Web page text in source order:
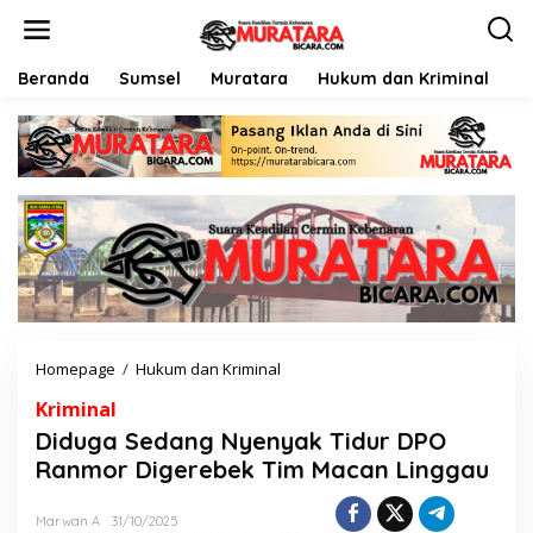
Beranda Sumsel Muratara Hukum dan Kriminal
Homepage / Hukum dan Kriminal
u
g
a
Kriminal
Diduga Sedang Nyenyak Tidur DPO
Ranmor Digerebek Tim Macan Linggau
Marwan A
31/10/2025